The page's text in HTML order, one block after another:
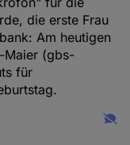
die erste Frau
Am heutigen
Maier (gbs-
für